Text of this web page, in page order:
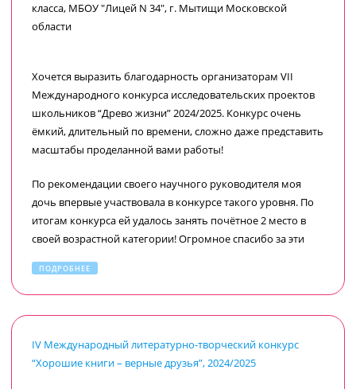
класса, МБОУ "Лицей N 34", г. Мытищи Московской
области
Хочется выразить благодарность организаторам VII
Международного конкурса исследовательских проектов
школьников “Древо жизни” 2024/2025. Конкурс очень
ёмкий, длительный по времени, сложно даже представить
масштабы проделанной вами работы!
По рекомендации своего научного руководителя моя
дочь впервые участвовала в конкурсе такого уровня. По
итогам конкурса ей удалось занять почётное 2 место в
своей возрастной категории! Огромное спасибо за эти
вкладывает много сил в свою работу и надеется на
высокую оценку. Нам очень повезло!
впервые будет участвовать в подобном конкурсе и ищет
хоть какую-то информацию. Мы сразу при оформлении
ПОДРОБНЕЕ
IV Международный литературно-творческий конкурс
“Хорошие книги – верные друзья”, 2024/2025